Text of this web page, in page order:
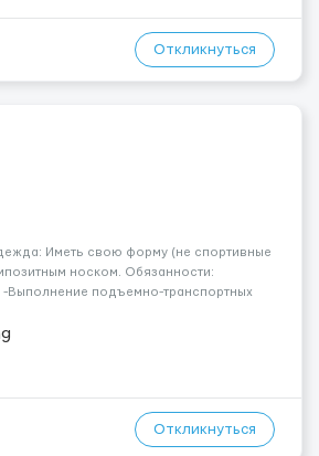
Откликнуться
Иметь свою форму (не спортивные
носком. Обязанности:
-Выполнение подъемно-транспортных
-Опыт управления различными
Откликнуться